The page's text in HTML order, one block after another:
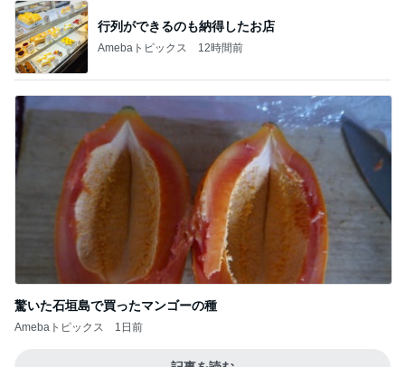
行列ができるのも納得したお店
Amebaトピックス 12時間前
驚いた石垣島で買ったマンゴーの種
Amebaトピックス 1日前